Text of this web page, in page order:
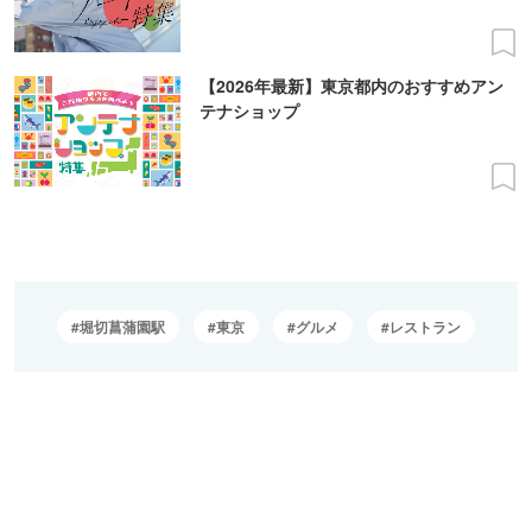
【2026年最新】東京都内のおすすめアン
テナショップ
堀切菖蒲園駅 東京 グルメ レストラン